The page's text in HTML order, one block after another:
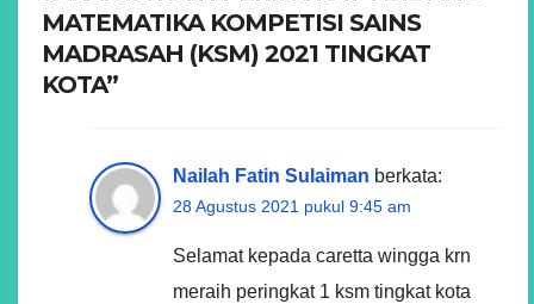
MATEMATIKA KOMPETISI SAINS
MADRASAH (KSM) 2021 TINGKAT
KOTA”
Nailah Fatin Sulaiman berkata:
28 Agustus 2021 pukul 9:45 am
Selamat kepada caretta wingga krn
meraih peringkat 1 ksm tingkat kota